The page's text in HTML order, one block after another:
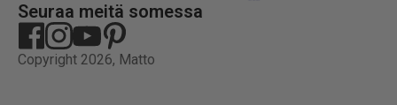
Seuraa meitä somessa
Copyright 2026, Matto